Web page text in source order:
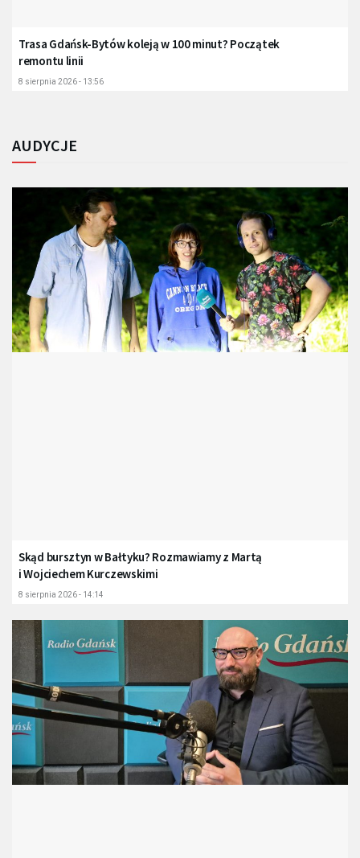
Trasa Gdańsk-Bytów koleją w 100 minut? Początek
remontu linii
8 sierpnia 2026 - 13:56
AUDYCJE
Skąd bursztyn w Bałtyku? Rozmawiamy z Martą
i Wojciechem Kurczewskimi
8 sierpnia 2026 - 14:14